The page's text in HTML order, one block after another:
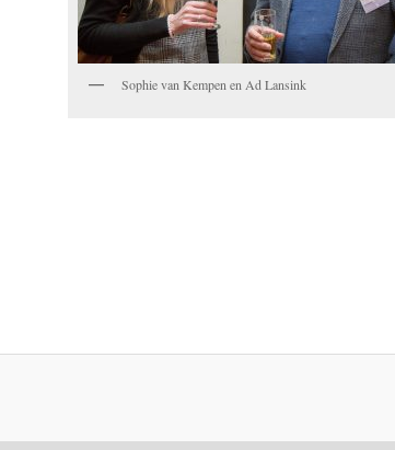
Sophie van Kempen en Ad Lansink